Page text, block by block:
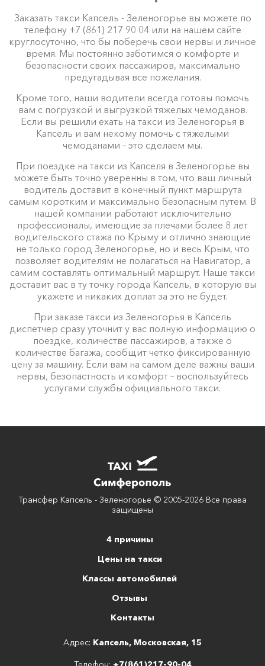
Заказать такси Капсель - Зеленогорье вы можете по
телефону +7 (861) 217 90 04 или на нашем сайте
круглосуточно, что бы поберечь свои нервы и личное
время. Мы постоянно заботимся о комфорте и
безопасности своих пассажиров, максимально
предугадывая все пожелания.
Кроме того, наши водители всегда готовы помочь
вам с погрузкой и выгрузкой тяжелых чемоданов.
Если вы решили ехать на такси из Зеленогорья в
Капсель и вам некому помочь с тяжелыми
чемоданами – это сделаем мы.
При поездке на такси из Капселя в Зеленогорье вы
можете быть точно уверенны в том, что ваш личный
водитель доставит в конечный пункт маршрута
самым коротким и максимально безопасным путем. В
нашей компании работают исключительно
профессионалы, имеющие за плечами более 8 лет
водительского стажа по Крыму и отлично знающие
не только город Зеленогорье, но и весь Крым, что
позволяет водителям не полагаться на Навигатор, а
самим составлять оптимальный маршрут. Наше такси
доставит вас в ту точку города Капсель, в которую вы
укажете и никаких доплат за это не будет.
При заказе такси из Зеленогорья в Капсель
диспетчер сразу уточнит у вас полную информацию о
поездке, количестве пассажиров, а также о
количестве багажа, сообщит четко фиксированную
цену за машину. Если вам на самом деле важны ваши
нервы, безопастность и комфорт – воспользуйтесь
услугами службы официального такси.
Трансфер Капсель - Зеленогорье © 2005-2026 Все права
защищены
4 причины
Цены на такси
Классы автомобилей
Отзывы
Контакты
Адрес: Капсель, Московская, 15